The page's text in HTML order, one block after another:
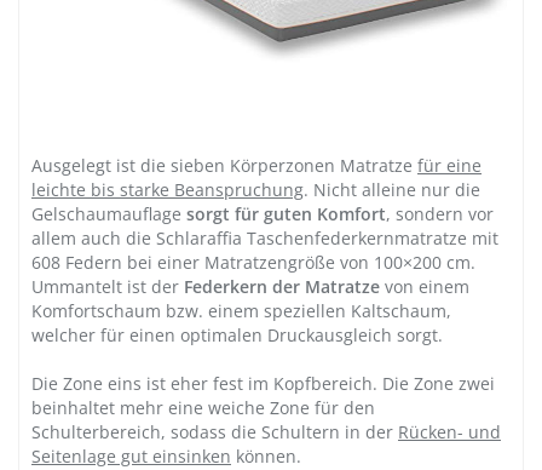
Ausgelegt ist die sieben Körperzonen Matratze für eine
leichte bis starke Beanspruchung. Nicht alleine nur die
Gelschaumauflage sorgt für guten Komfort, sondern vor
allem auch die Schlaraffia Taschenfederkernmatratze mit
608 Federn bei einer Matratzengröße von 100×200 cm.
Ummantelt ist der Federkern der Matratze von einem
Komfortschaum bzw. einem speziellen Kaltschaum,
welcher für einen optimalen Druckausgleich sorgt.
Die Zone eins ist eher fest im Kopfbereich. Die Zone zwei
beinhaltet mehr eine weiche Zone für den
Schulterbereich, sodass die Schultern in der Rücken- und
Seitenlage gut einsinken können.